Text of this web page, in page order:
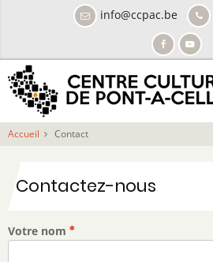
principal
info@ccpac.be
Accueil Contact
Contactez-nous
Votre nom